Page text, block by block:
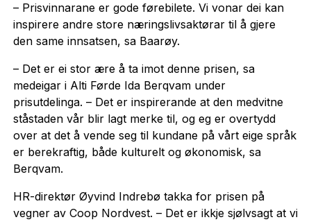
– Prisvinnarane er gode førebilete. Vi vonar dei kan
inspirere andre store næringslivsaktørar til å gjere
den same innsatsen, sa Baarøy.
– Det er ei stor ære å ta imot denne prisen, sa
medeigar i Alti Førde Ida Berqvam under
prisutdelinga. – Det er inspirerande at den medvitne
ståstaden vår blir lagt merke til, og eg er overtydd
over at det å vende seg til kundane på vårt eige språk
er berekraftig, både kulturelt og økonomisk, sa
Berqvam.
HR-direktør Øyvind Indrebø takka for prisen på
vegner av Coop Nordvest. – Det er ikkje sjølvsagt at vi